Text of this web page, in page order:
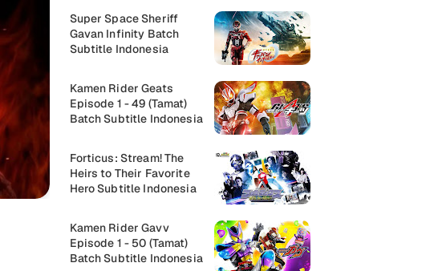
Super Space Sheriff
Gavan Infinity Batch
Subtitle Indonesia
Kamen Rider Geats
Episode 1 - 49 (Tamat)
Batch Subtitle Indonesia
Forticus: Stream! The
Heirs to Their Favorite
Hero Subtitle Indonesia
Kamen Rider Gavv
Episode 1 - 50 (Tamat)
Batch Subtitle Indonesia